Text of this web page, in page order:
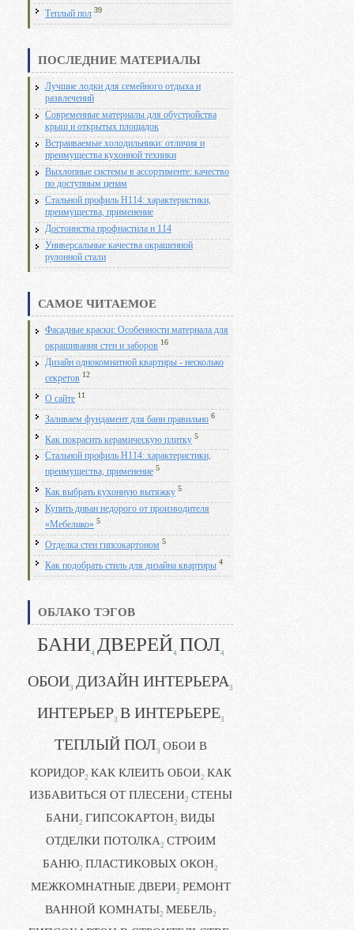
Теплый пол 39
ПОСЛЕДНИЕ МАТЕРИАЛЫ
Лучшие лодки для семейного отдыха и
развлечений
Современные материалы для обустройства
крыш и открытых площадок
Встраиваемые холодильники: отличия и
преимущества кухонной техники
Выхлопные системы в ассортименте: качество
по доступным ценам
Стальной профиль Н114: характеристики,
преимущества, применение
Достоинства профнастила н 114
Универсальные качества окрашенной
рулонной стали
САМОЕ ЧИТАЕМОЕ
Фасадные краски: Особенности материала для
окрашивания стен и заборов 16
Дизайн однокомнатной квартиры - несколько
секретов 12
О сайте 11
Заливаем фундамент для бани правильно 6
Как покрасить керамическую плитку 5
Стальной профиль Н114: характеристики,
преимущества, применение 5
Как выбрать кухонную вытяжку 5
Купить диван недорого от производителя
«Мебелико» 5
Отделка стен гипсокартоном 5
Как подобрать стиль для дизайна квартиры 4
ОБЛАКО ТЭГОВ
БАНИ4 ДВЕРЕЙ4 ПОЛ4
ОБОИ3 ДИЗАЙН ИНТЕРЬЕРА3
ИНТЕРЬЕР3 В ИНТЕРЬЕРЕ3
ТЕПЛЫЙ ПОЛ3 ОБОИ В
КОРИДОР2 КАК КЛЕИТЬ ОБОИ2 КАК
ИЗБАВИТЬСЯ ОТ ПЛЕСЕНИ2 СТЕНЫ
БАНИ2 ГИПСОКАРТОН2 ВИДЫ
ОТДЕЛКИ ПОТОЛКА2 СТРОИМ
БАНЮ2 ПЛАСТИКОВЫХ ОКОН2
МЕЖКОМНАТНЫЕ ДВЕРИ2 РЕМОНТ
ВАННОЙ КОМНАТЫ2 МЕБЕЛЬ2